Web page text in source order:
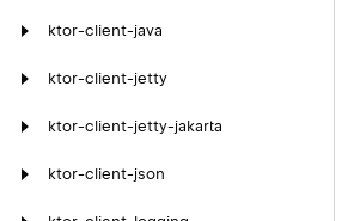
ktor-client-java
ktor-client-jetty
ktor-client-jetty-jakarta
ktor-client-json